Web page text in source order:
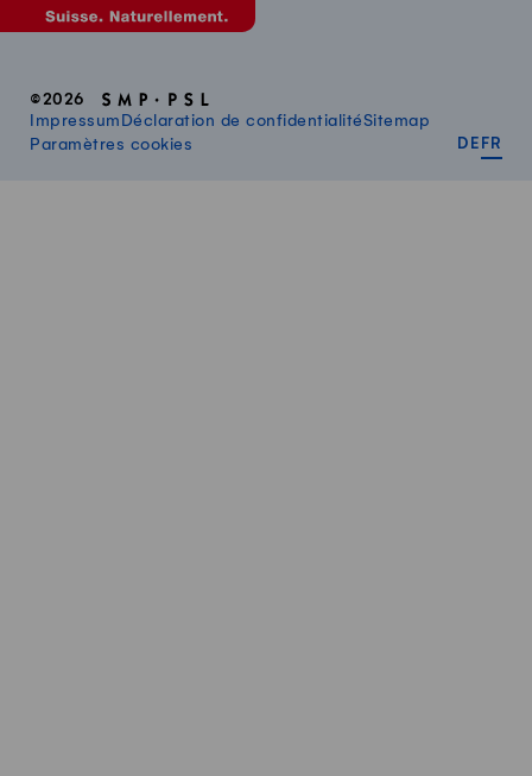
©2026
Impressum Déclaration de confidentialitéSitemap
Paramètres cookies
DE FR